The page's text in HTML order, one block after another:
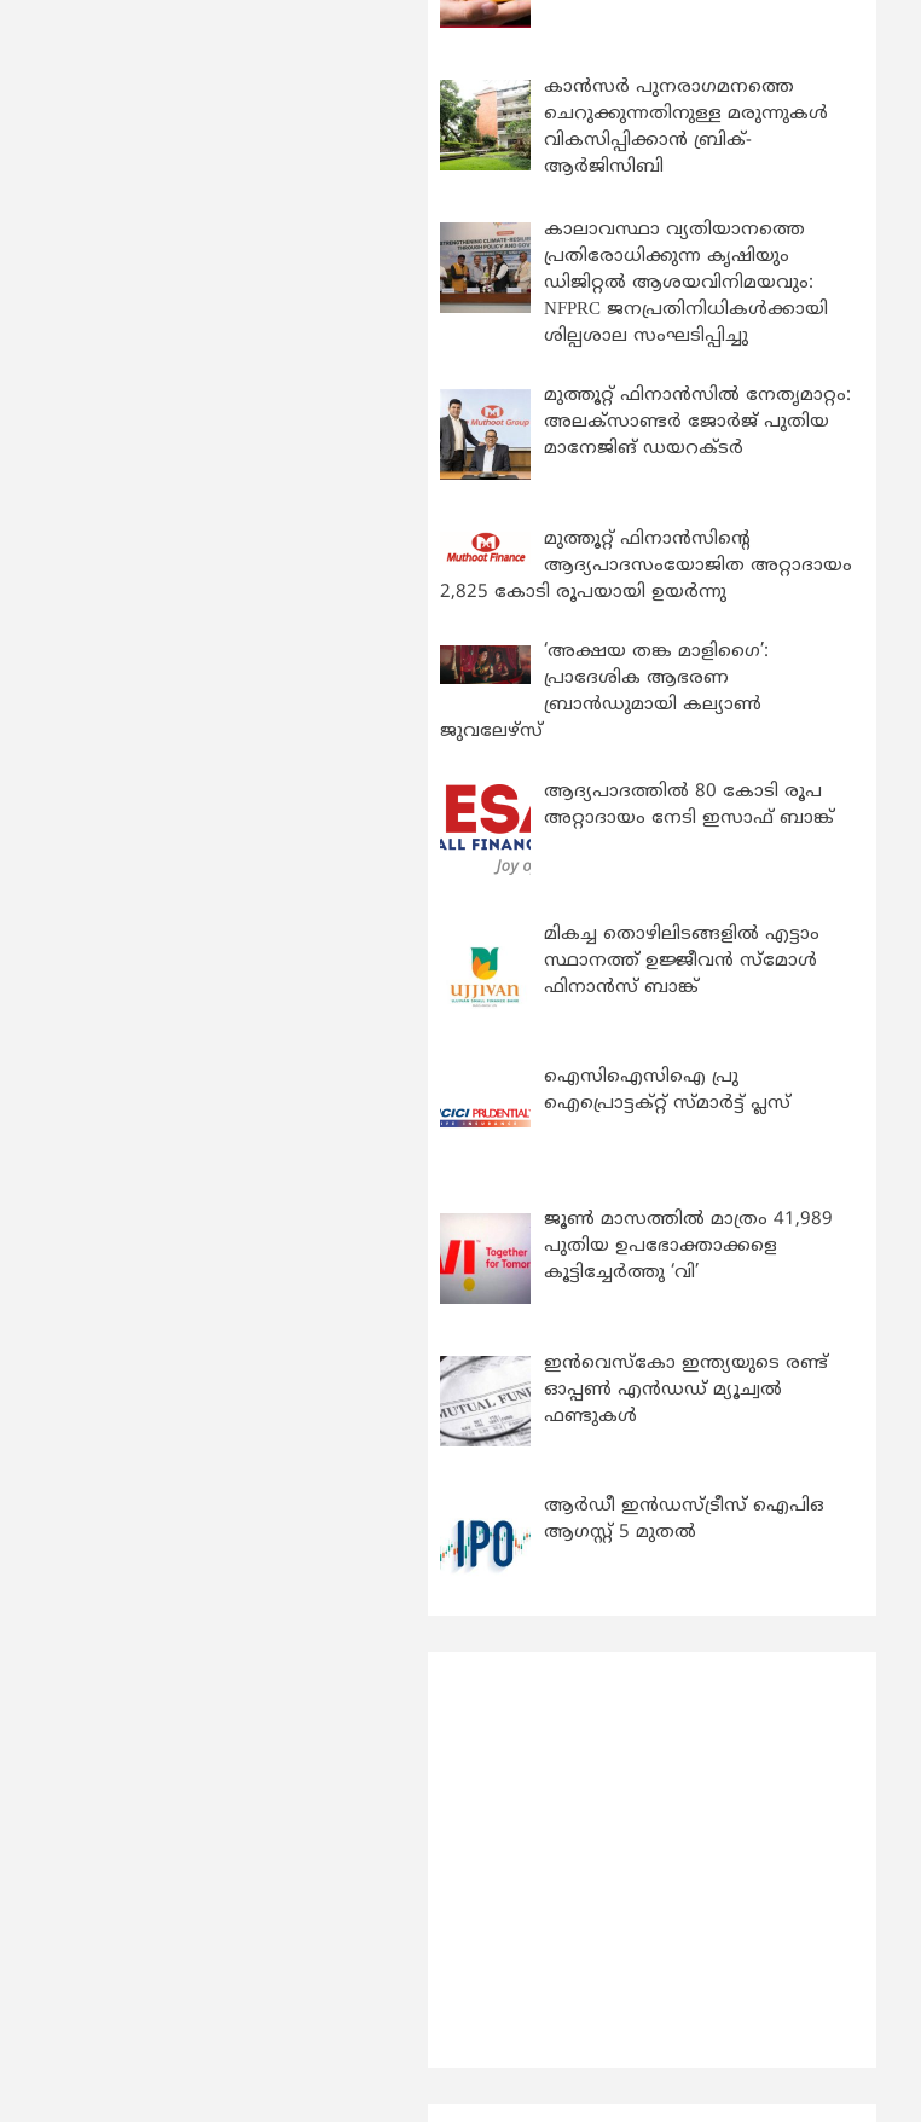
കാന്‍സര്‍ പുനരാഗമനത്തെ
ചെറുക്കുന്നതിനുള്ള മരുന്നുകള്‍
വികസിപ്പിക്കാന്‍ ബ്രിക്-
ആര്‍ജിസിബി
കാലാവസ്ഥാ വ്യതിയാനത്തെ
പ്രതിരോധിക്കുന്ന കൃഷിയും
ഡിജിറ്റൽ ആശയവിനിമയവും:
NFPRC ജനപ്രതിനിധികൾക്കായി
ശില്പശാല സംഘടിപ്പിച്ചു
മുത്തൂറ്റ് ഫിനാൻസിൽ നേതൃമാറ്റം:
അലക്സാണ്ടർ ജോർജ് പുതിയ
മാനേജിങ് ഡയറക്ടർ
മുത്തൂറ്റ് ഫിനാൻസിന്റെ
ആദ്യപാദസംയോജിത അറ്റാദായം
2,825 കോടി രൂപയായി ഉയർന്നു
‘അക്ഷയ തങ്ക മാളിഗൈ’:
പ്രാദേശിക ആഭരണ
ബ്രാന്‍ഡുമായി കല്യാണ്‍
ജുവലേഴ്‌സ്
ആദ്യപാദത്തിൽ 80 കോടി രൂപ
അറ്റാദായം നേടി ഇസാഫ് ബാങ്ക്
മികച്ച തൊഴിലിടങ്ങളിൽ എട്ടാം
സ്ഥാനത്ത് ഉജ്ജീവൻ സ്മോൾ
ഫിനാൻസ് ബാങ്ക്
ഐസിഐസിഐ പ്രു
ഐപ്രൊട്ടക്റ്റ് സ്മാർട്ട് പ്ലസ്
ജൂൺ മാസത്തിൽ മാത്രം 41,989
പുതിയ ഉപഭോക്താക്കളെ
കൂട്ടിച്ചേർത്തു ‘വി’
ഇന്‍വെസ്കോ ഇന്ത്യയുടെ രണ്ട്
ഓപ്പണ്‍ എന്‍ഡഡ് മ്യൂച്വല്‍
ഫണ്ടുകള്‍
ആർഡീ ഇൻഡസ്ട്രീസ് ഐപിഒ
ആഗസ്റ്റ് 5 മുതൽ